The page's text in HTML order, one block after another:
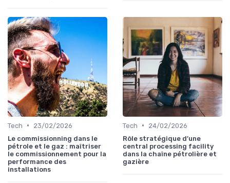
Tech •
23/02/2026
Le commissionning dans le
pétrole et le gaz : maîtriser
le commissionnement pour la
performance des
installations
Tech •
24/02/2026
Rôle stratégique d’une
central processing facility
dans la chaîne pétrolière et
gazière